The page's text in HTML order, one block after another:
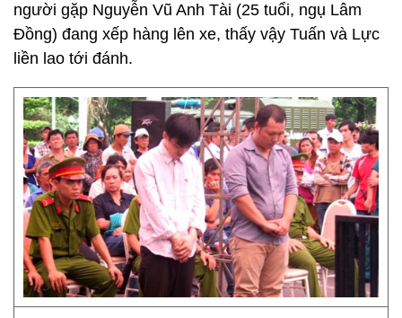
người gặp Nguyễn Vũ Anh Tài (25 tuổi, ngụ Lâm
Đồng) đang xếp hàng lên xe, thấy vậy Tuấn và Lực
liền lao tới đánh.